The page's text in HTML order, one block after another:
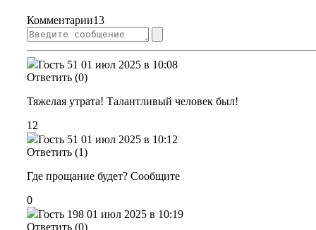
Комментарии13
Гость 51 01 июл 2025 в 10:08
Ответить (0)
Тяжелая утрата! Талантливый человек был!
12
Гость 51 01 июл 2025 в 10:12
Ответить (1)
Где прощание будет? Сообщите
0
Гость 198 01 июл 2025 в 10:19
Ответить (0)